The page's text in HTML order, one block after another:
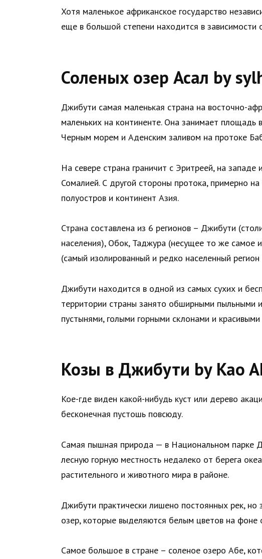
Хотя маленькое африканское государство
еще в большой степени находится в
Соленых озер Асал by
Джибути самая маленькая страна на восточно-
маленьких на континенте. Она занимает площадь
Черным морем и Аденским заливом на протоке
На севере страна граничит с Эритреей, на
Сомалией. С другой стороны протока, примерно
полуостров и континент Азия.
Страна составлена из 6 регионов – Джибути
населения), Обок, Таджура (несущее то же самое
(самый изолированный и редко населенный
Джибути находится в одной из самых сухих и
территории страны занято обширными пыльными
пустынями, голыми горными склонами и
Козы в Джибути by Kao
Кое-где виден какой-нибудь куст или дерево
бесконечная пустошь повсюду.
Самая пышная природа — в Национальном парке
лесную горную местность недалеко от берега
растительного и животного мира в районе.
Джибути практически лишено постоянных рек,
озер, которые выделяются белым цветов на фоне
Самое большое в стране – соленое озеро Абе,